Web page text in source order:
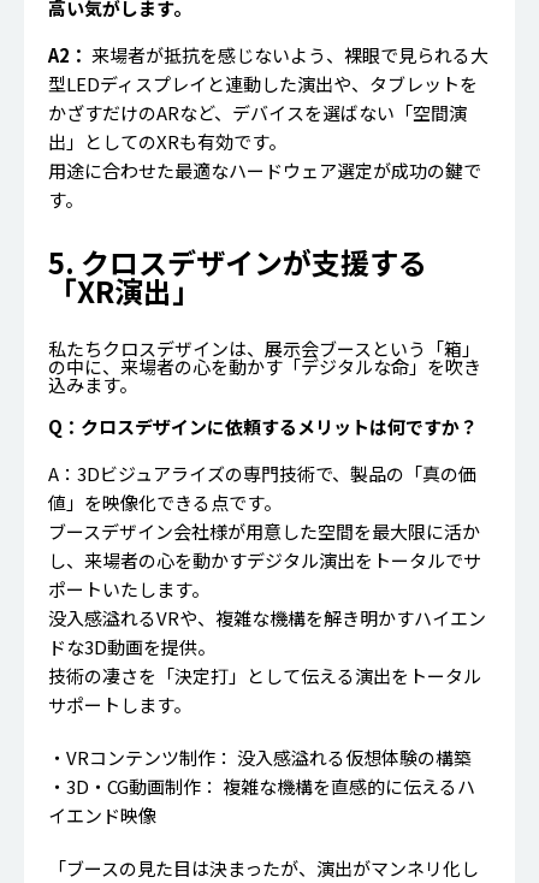
高い気がします。
A2： 来場者が抵抗を感じないよう、裸眼で見られる大
型LEDディスプレイと連動した演出や、タブレットを
かざすだけのARなど、デバイスを選ばない「空間演
出」としてのXRも有効です。
用途に合わせた最適なハードウェア選定が成功の鍵で
す。
5. クロスデザインが支援する
「XR演出」
私たちクロスデザインは、展示会ブースという「箱」
の中に、来場者の心を動かす「デジタルな命」を吹き
込みます。
Q：クロスデザインに依頼するメリットは何ですか？
A：3Dビジュアライズの専門技術で、製品の「真の価
値」を映像化できる点です。
ブースデザイン会社様が用意した空間を最大限に活か
し、来場者の心を動かすデジタル演出をトータルでサ
ポートいたします。
没入感溢れるVRや、複雑な機構を解き明かすハイエン
ドな3D動画を提供。
技術の凄さを「決定打」として伝える演出をトータル
サポートします。
・VRコンテンツ制作： 没入感溢れる仮想体験の構築
・3D・CG動画制作： 複雑な機構を直感的に伝えるハ
イエンド映像
「ブースの見た目は決まったが、演出がマンネリ化し